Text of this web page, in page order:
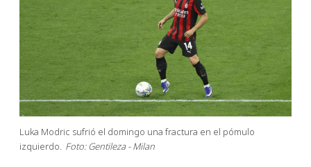
Luka Modric sufrió el domingo una fractura en el pómulo
izquierdo. Foto: Gentileza - Milan